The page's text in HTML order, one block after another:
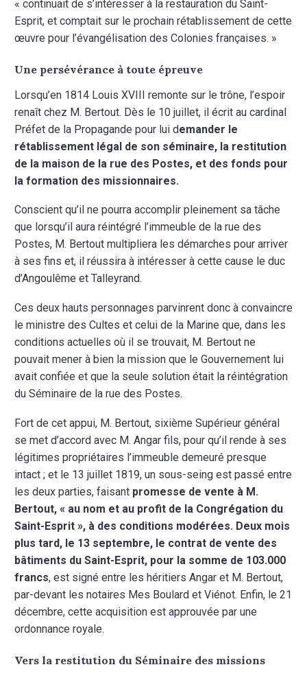
« continuait de s’intéresser à la restauration du Saint-
Esprit, et comptait sur le prochain rétablissement de cette
œuvre pour l’évangélisation des Colonies françaises. »
Une persévérance à toute épreuve
Lorsqu’en 1814 Louis XVIII remonte sur le trône, l’espoir
renaît chez M. Bertout. Dès le 10 juillet, il écrit au cardinal
Préfet de la Propagande pour lui demander le
rétablissement légal de son séminaire, la restitution
de la maison de la rue des Postes, et des fonds pour
la formation des missionnaires.
Conscient qu’il ne pourra accomplir pleinement sa tâche
que lorsqu’il aura réintégré l’immeuble de la rue des
Postes, M. Bertout multipliera les démarches pour arriver
à ses fins et, il réussira à intéresser à cette cause le duc
d’Angoulême et Talleyrand.
Ces deux hauts personnages parvinrent donc à convaincre
le ministre des Cultes et celui de la Marine que, dans les
conditions actuelles où il se trouvait, M. Bertout ne
pouvait mener à bien la mission que le Gouvernement lui
avait confiée et que la seule solution était la réintégration
du Séminaire de la rue des Postes.
Fort de cet appui, M. Bertout, sixième Supérieur général
se met d’accord avec M. Angar fils, pour qu’il rende à ses
légitimes propriétaires l’immeuble demeuré presque
intact ; et le 13 juillet 1819, un sous-seing est passé entre
les deux parties, faisant promesse de vente à M.
Bertout, « au nom et au profit de la Congrégation du
Saint-Esprit », à des conditions modérées. Deux mois
plus tard, le 13 septembre, le contrat de vente des
bâtiments du Saint-Esprit, pour la somme de 103.000
francs, est signé entre les héritiers Angar et M. Bertout,
par-devant les notaires Mes Boulard et Viénot. Enfin, le 21
décembre, cette acquisition est approuvée par une
ordonnance royale.
Vers la restitution du Séminaire des missions